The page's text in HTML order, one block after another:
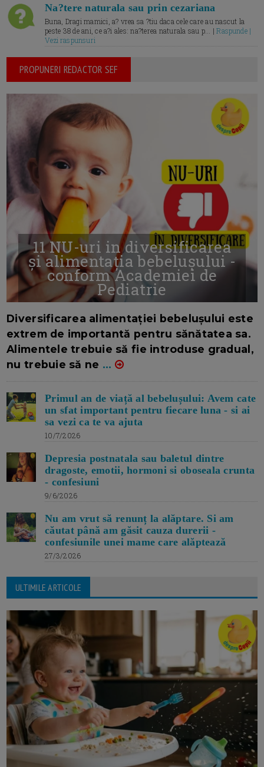
Na?tere naturala sau prin cezariana
Buna, Dragi mamici, a? vrea sa ?tiu daca cele care au nascut la
peste 38 de ani, ce a?i ales: na?terea naturala sau p... |Raspunde |
Vezi raspunsuri
PROPUNERI REDACTOR SEF
11 NU-uri in diversificarea
și alimentația bebelușului -
conform Academiei de
Pediatrie
Diversificarea alimentației bebelușului este
extrem de importantă pentru sănătatea sa.
Alimentele trebuie să fie introduse gradual,
nu trebuie să ne ...
Primul an de viață al bebelușului: Avem cate
un sfat important pentru fiecare luna - si ai
sa vezi ca te va ajuta
10/7/2026
Depresia postnatala sau baletul dintre
dragoste, emotii, hormoni si oboseala crunta
- confesiuni
9/6/2026
Nu am vrut să renunț la alăptare. Si am
căutat până am găsit cauza durerii -
confesiunile unei mame care alăptează
27/3/2026
ULTIMILE ARTICOLE